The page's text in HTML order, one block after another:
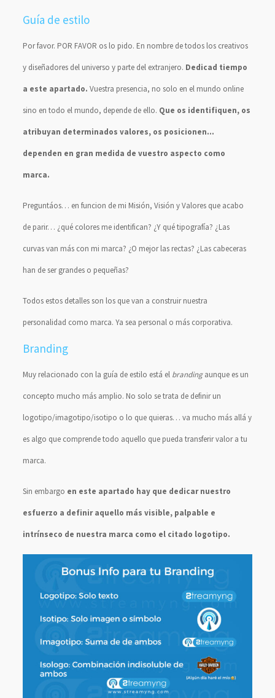
Guía de estilo
Por favor. POR FAVOR os lo pido. En nombre de todos los creativos
y diseñadores del universo y parte del extranjero. Dedicad tiempo
a este apartado. Vuestra presencia, no solo en el mundo online
sino en todo el mundo, depende de ello. Que os identifiquen, os
atribuyan determinados valores, os posicionen…
dependen en gran medida de vuestro aspecto como
marca.
Preguntáos… en funcion de mi Misión, Visión y Valores que acabo
de parir… ¿qué colores me identifican? ¿Y qué tipografía? ¿Las
curvas van más con mi marca? ¿O mejor las rectas? ¿Las cabeceras
han de ser grandes o pequeñas?
Todos estos detalles son los que van a construir nuestra
personalidad como marca. Ya sea personal o más corporativa.
Branding
Muy relacionado con la guía de estilo está el brandingaunque es un
concepto mucho más amplio. No solo se trata de definir un
logotipo/imagotipo/isotipo o lo que quieras… va mucho más allá y
es algo que comprende todo aquello que pueda transferir valor a tu
marca.
Sin embargo en este apartado hay que dedicar nuestro
esfuerzo a definir aquello más visible, palpable e
intrínseco de nuestra marca como el citado logotipo.